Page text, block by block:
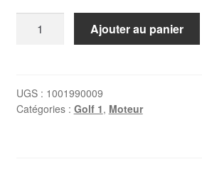
de
boîte
Ajouter au panier
UGS : 1001990009
Catégories : Golf 1, Moteur